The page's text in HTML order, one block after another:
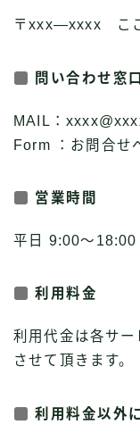
〒xxx―xxxx こ
問い合わせ窓口
MAIL：
Form ：お問合せ
営業時間
平日 9:00～18:00
利用料金
利用代金は各サ
させて頂きます。
利用料金以外